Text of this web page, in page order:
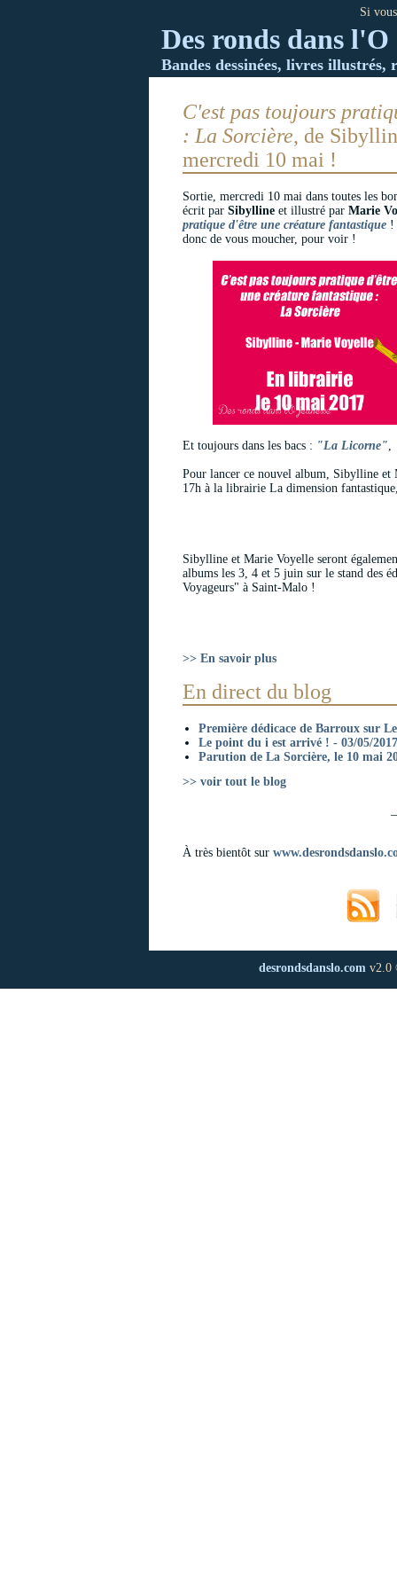
Si
Des ronds dans
Bandes dessinées, livres illustrés,
C'est pas toujours
: La Sorcière, de
mercredi 10 mai !
Sortie, mercredi 10 mai dans toutes les
écrit par Sibylline et illustré par Marie
pratique d'être une créature fantastique !
donc de vous moucher, pour voir !
Et toujours dans les bacs : "La Licorne",
Pour lancer ce nouvel album, Sibylline et
17h à la librairie La dimension
Sibylline et Marie Voyelle seront
albums les 3, 4 et 5 juin sur le stand des
Voyageurs" à Saint-Malo !
>> En savoir plus
En direct du blog
Première dédicace de Barroux sur
Le point du i est arrivé ! - 03/05/2017
Parution de La Sorcière, le 10 mai
>> voir tout le blog
À très bientôt sur
desrondsdanslo.comv2.0